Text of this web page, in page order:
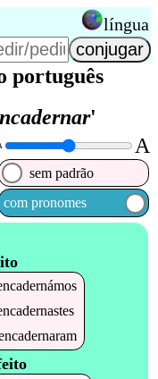
língua
português
'
A
sem padrão
com pronomes